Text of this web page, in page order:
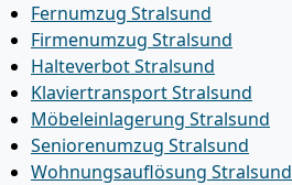
Fernumzug Stralsund
Firmenumzug Stralsund
Halteverbot Stralsund
Klaviertransport Stralsund
Möbeleinlagerung Stralsund
Seniorenumzug Stralsund
Wohnungsauflösung Stralsund